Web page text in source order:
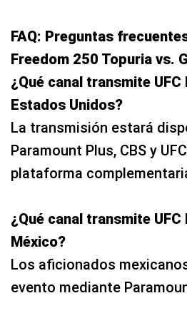
FAQ: Preguntas
Freedom 250 Topuria vs.
¿Qué canal transmite
Estados Unidos?
La transmisión estará
Paramount Plus, CBS y
plataforma
¿Qué canal transmite
México?
Los aficionados
evento mediante